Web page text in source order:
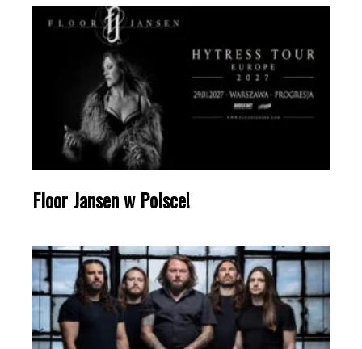
Floor Jansen w Polsce!